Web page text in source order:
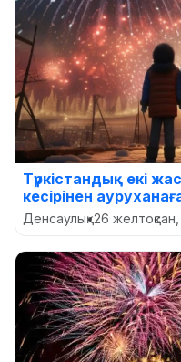
Түркістандық екі
кесірінен ауруханаға
Денсаулық•26